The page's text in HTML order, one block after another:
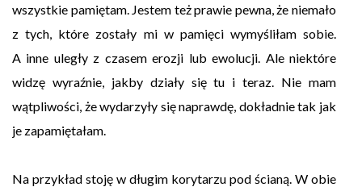
wszystkie pamiętam. Jestem też prawie pewna, że niemało
z tych, które zostały mi w pamięci wymyśliłam sobie.
A inne uległy z czasem erozji lub ewolucji. Ale niektóre
widzę wyraźnie, jakby działy się tu i teraz. Nie mam
wątpliwości, że wydarzyły się naprawdę, dokładnie tak jak
je zapamiętałam.
Na przykład stoję w długim korytarzu pod ścianą. W obie